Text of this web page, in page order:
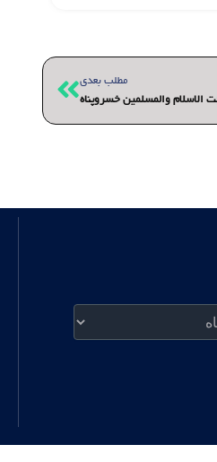
مطلب بعدی
الاسلام والمسلمین خسروپناه
بعدی